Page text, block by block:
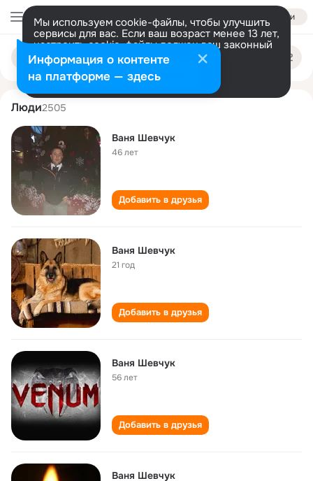
Войти
Мы используем cookie-файлы, чтобы улучшить
сервисы для вас. Если ваш возраст менее 13 лет,
настроить cookie-файлы должен ваш законный
представитель. Больше информации
Разрешить все Настроить
Поиск
людям
vanya shevchuk
Люди2505
Ваня Шевчук
46 лет
Добавить в друзья
Ваня Шевчук
21 год
Добавить в друзья
Ваня Шевчук
56 лет
Добавить в друзья
Ваня Шевчук
Информация о контенте
на платформе — здесь